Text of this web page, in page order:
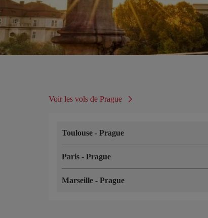
Voir les vols de Prague
Toulouse - Prague
Paris - Prague
Marseille - Prague